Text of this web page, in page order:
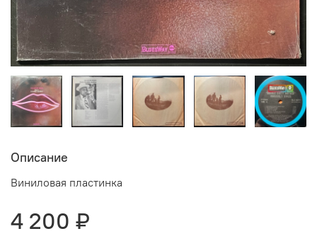
Описание
Виниловая пластинка
4 200 ₽